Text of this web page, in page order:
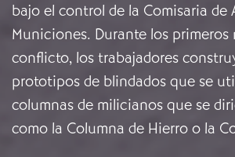
bajo el control de la Comisaria de
Municiones. Durante los primeros
conflicto, los trabajadores
prototipos de blindados que se
columnas de milicianos que se
como la Columna de Hierro o la